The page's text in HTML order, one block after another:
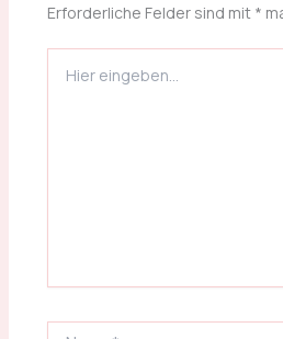
Erforderliche Felder sind mit *
eingeben…